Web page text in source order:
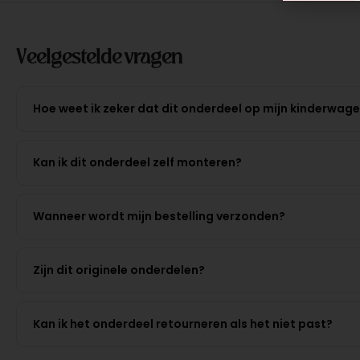
Veelgestelde vragen
Hoe weet ik zeker dat dit onderdeel op mijn
Kan ik dit onderdeel zelf monteren?
Wanneer wordt mijn bestelling verzonden?
Zijn dit originele onderdelen?
Kan ik het onderdeel retourneren als het niet past?